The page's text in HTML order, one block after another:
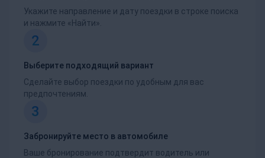
Укажите направление и дату поездки в строке поиска
и нажмите «Найти».
2
Выберите подходящий вариант
Сделайте выбор поездки по удобным для вас
предпочтениям.
3
Забронируйте место в автомобиле
Ваше бронирование подтвердит водитель или